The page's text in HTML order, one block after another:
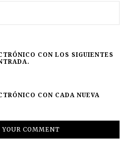
CON LOS SIGUIENTES
CON CADA NUEVA